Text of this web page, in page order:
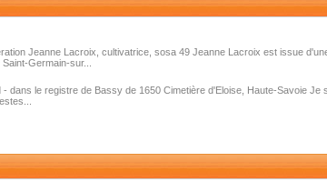
Jeanne Lacroix, cultivatrice, sosa 49 Jeanne Lacroix est issue
Germain-sur...
dans le registre de Bassy de 1650 Cimetière d'Eloise, Haute-Savoie